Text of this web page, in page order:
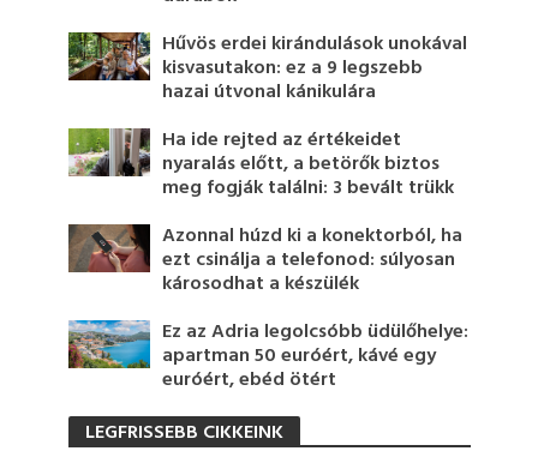
Hűvös erdei kirándulások unokával
kisvasutakon: ez a 9 legszebb
hazai útvonal kánikulára
Ha ide rejted az értékeidet
nyaralás előtt, a betörők biztos
meg fogják találni: 3 bevált trükk
Azonnal húzd ki a konektorból, ha
ezt csinálja a telefonod: súlyosan
károsodhat a készülék
Ez az Adria legolcsóbb üdülőhelye:
apartman 50 euróért, kávé egy
euróért, ebéd ötért
LEGFRISSEBB CIKKEINK